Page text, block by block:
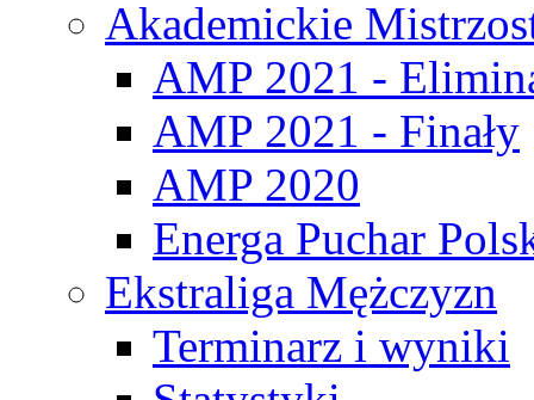
Akademickie
AMP 2021 -
AMP 2021 - Finały
AMP 2020
Energa Puchar
Ekstraliga Mężczyzn
Terminarz i wyniki